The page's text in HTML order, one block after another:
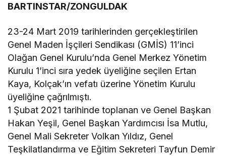
BARTINSTAR/ZONGULDAK
23-24 Mart 2019 tarihlerinden gerçekleştirilen
Genel Maden İşçileri Sendikası (GMİS) 11’inci
Olağan Genel Kurulu’nda Genel Merkez Yönetim
Kurulu 1’inci sıra yedek üyeliğine seçilen Ertan
Kaya, Kolçak’ın vefatı üzerine Yönetim Kurulu
üyeliğine çağrılmıştı.
1 Şubat 2021 tarihinde toplanan ve Genel Başkan
Hakan Yeşil, Genel Başkan Yardımcısı İsa Mutlu,
Genel Mali Sekreter Volkan Yıldız, Genel
Teşkilatlandırma ve Eğitim Sekreteri Tayfun Demir